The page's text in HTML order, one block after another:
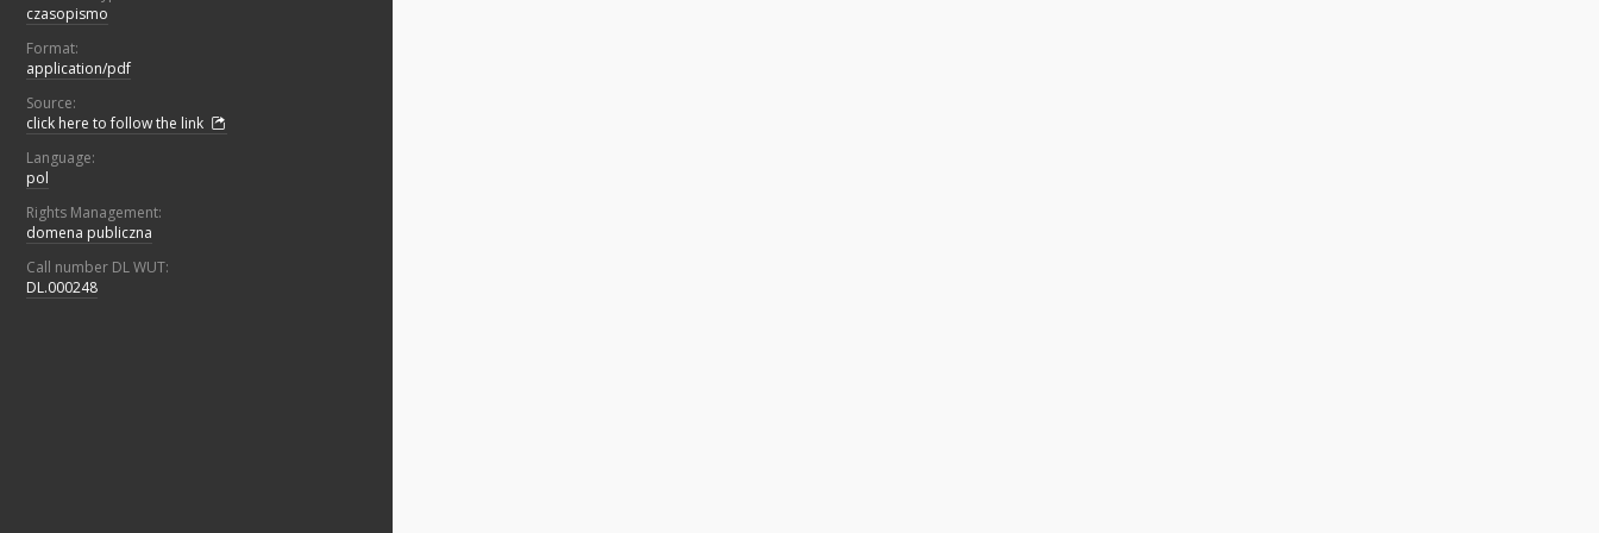
czasopismo
Format:
application/pdf
Source:
click here to follow the link
Language:
pol
Rights Management:
domena publiczna
Call number DL WUT:
DL.000248